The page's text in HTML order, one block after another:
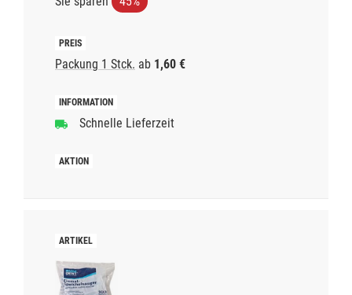
Packung 1 Stck. ab 1,60 €
Schnelle Lieferzeit